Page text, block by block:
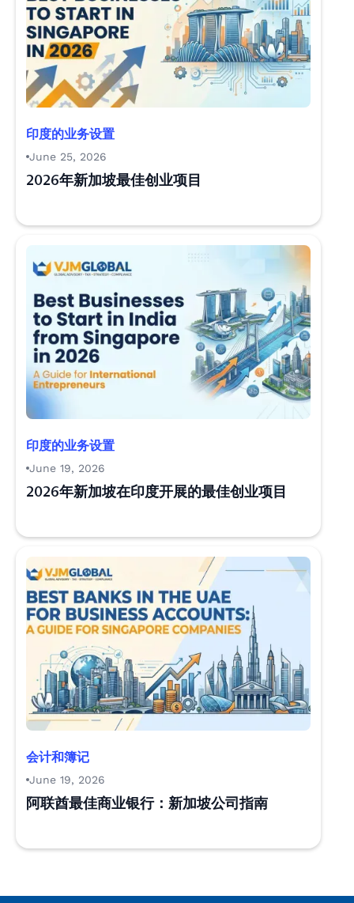
印度的业务设置
June 25, 2026
2026年新加坡最佳创业项目
印度的业务设置
June 19, 2026
2026年新加坡在印度开展的最佳创业项目
会计和簿记
June 19, 2026
阿联酋最佳商业银行：新加坡公司指南